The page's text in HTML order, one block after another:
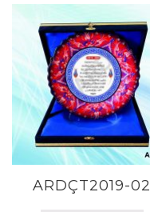
ARDÇT2019-02